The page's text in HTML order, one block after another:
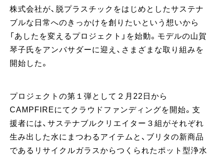
株式会社が、脱プラスチックをはじめとしたサステナ
ブルな日常へのきっかけを創りたいという想いから
「あしたを変えるプロジェクト」を始動。モデルの山賀
琴子氏をアンバサダーに迎え、さまざまな取り組みを
開始した。
プロジェクトの第１弾として２月22日から
CAMPFIREにてクラウドファンディングを開始。支
援者には、サステナブルクリエイター３組がそれぞれ
生み出した水にまつわるアイテムと、ブリタの新商品
であるリサイクルガラスからつくられたポット型浄水